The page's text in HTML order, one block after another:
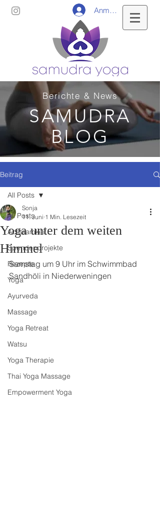
Anmelden
Berichte & News
SAMUDRA
BLOG
Beitrag
All Posts
Achtsamkeit
Spendenprojekte
Rezepte
Yoga
Ayurveda
Massage
Yoga Retreat
Watsu
Yoga Therapie
Thai Yoga Massage
Empowerment Yoga
All Posts
Yoga unter dem weiten
Himmel
Sonja
11. Juni 1 Min. Lesezeit
Samstag um 9 Uhr im Schwimmbad
Sandhöli in Niederweningen